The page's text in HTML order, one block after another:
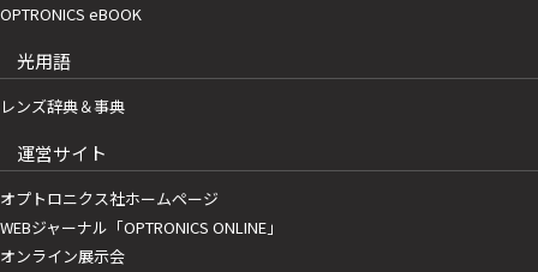
OPTRONICS eBOOK
光用語
レンズ辞典＆事典
運営サイト
オプトロニクス社ホームページ
WEBジャーナル「OPTRONICS ONLINE」
オンライン展示会